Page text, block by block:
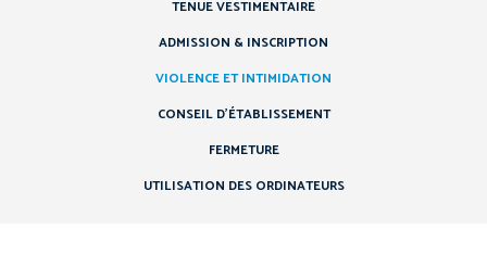
TENUE VESTIMENTAIRE
ADMISSION & INSCRIPTION
VIOLENCE ET INTIMIDATION
CONSEIL D’ÉTABLISSEMENT
FERMETURE
UTILISATION DES ORDINATEURS